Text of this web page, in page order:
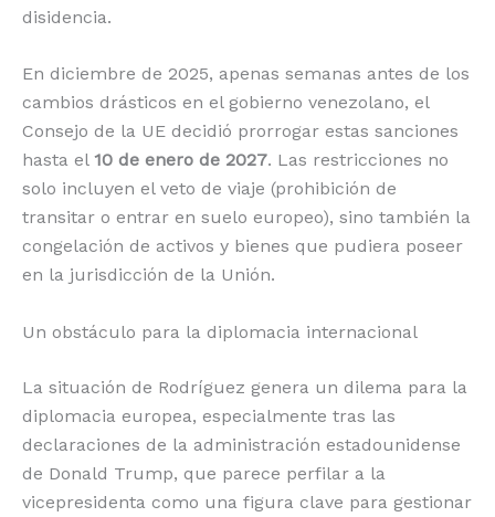
disidencia.
En diciembre de 2025, apenas semanas antes de los
cambios drásticos en el gobierno venezolano, el
Consejo de la UE decidió prorrogar estas sanciones
hasta el 10 de enero de 2027. Las restricciones no
solo incluyen el veto de viaje (prohibición de
transitar o entrar en suelo europeo), sino también la
congelación de activos y bienes que pudiera poseer
en la jurisdicción de la Unión.
Un obstáculo para la diplomacia internacional
La situación de Rodríguez genera un dilema para la
diplomacia europea, especialmente tras las
declaraciones de la administración estadounidense
de Donald Trump, que parece perfilar a la
vicepresidenta como una figura clave para gestionar